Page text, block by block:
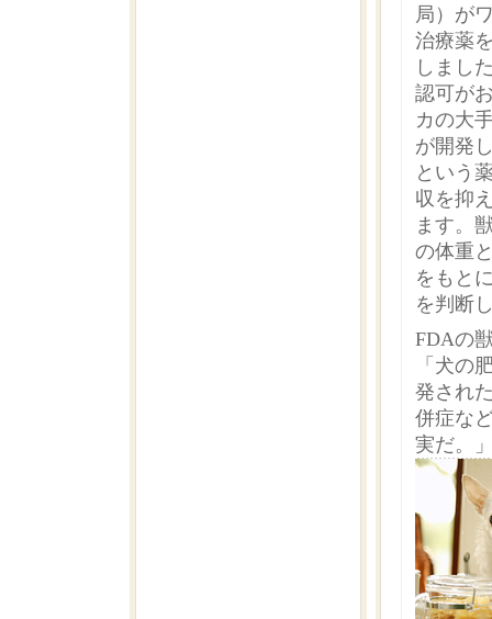
局）が
治療薬
しまし
認可が
カの大
が開発
という
収を抑
ます。
の体重
をもと
を判断
FDAの
「犬の
発され
併症な
実だ。